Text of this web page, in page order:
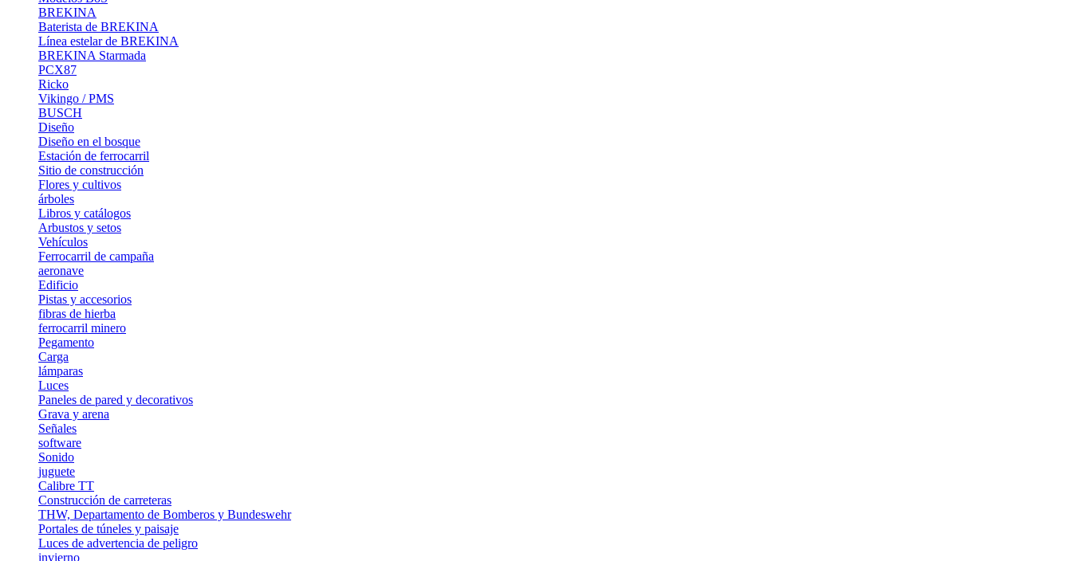
BREKINA
Baterista de BREKINA
Línea estelar de BREKINA
BREKINA Starmada
PCX87
Ricko
Vikingo / PMS
BUSCH
Diseño
Diseño en el bosque
Estación de ferrocarril
Sitio de construcción
Flores y cultivos
árboles
Libros y catálogos
Arbustos y setos
Vehículos
Ferrocarril de campaña
aeronave
Edificio
Pistas y accesorios
fibras de hierba
ferrocarril minero
Pegamento
Carga
lámparas
Luces
Paneles de pared y decorativos
Grava y arena
Señales
software
Sonido
juguete
Calibre TT
Construcción de carreteras
THW, Departamento de Bomberos y Bundeswehr
Portales de túneles y paisaje
Luces de advertencia de peligro
invierno